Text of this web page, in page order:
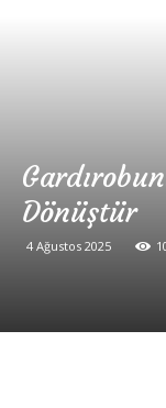
Dönüştür
4 Ağustos 2025